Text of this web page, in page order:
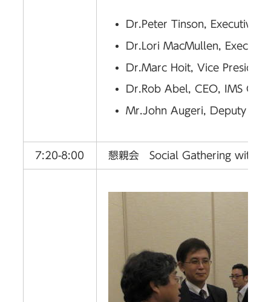
Dr.Peter Tinson, Executive
Dr.Lori MacMullen,
Dr.Marc Hoit, Vice President
Dr.Rob Abel, CEO, IMS
Mr.John Augeri, Deputy
7:20-8:00 懇親会 Social Gathering with